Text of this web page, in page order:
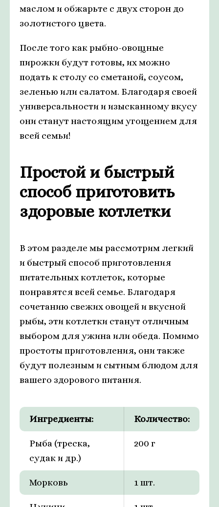
маслом и обжарьте с двух сторон до
золотистого цвета.
После того как рыбно-овощные
пирожки будут готовы, их можно
подать к столу со сметаной, соусом,
зеленью или салатом. Благодаря своей
универсальности и изысканному вкусу
они станут настоящим угощением для
всей семьи!
Простой и быстрый
способ приготовить
здоровые котлетки
В этом разделе мы рассмотрим легкий
и быстрый способ приготовления
питательных котлеток, которые
понравятся всей семье. Благодаря
сочетанию свежих овощей и вкусной
рыбы, эти котлетки станут отличным
выбором для ужина или обеда. Помимо
простоты приготовления, они также
будут полезным и сытным блюдом для
вашего здорового питания.
Ингредиенты: Количество:
Рыба (треска,
судак и др.)
200 г
Морковь 1 шт.